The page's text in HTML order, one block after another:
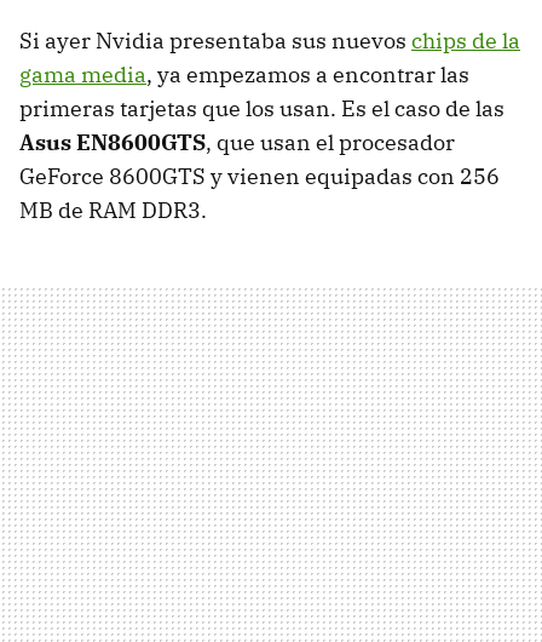
Si ayer Nvidia presentaba sus nuevos chips de la
gama media, ya empezamos a encontrar las
primeras tarjetas que los usan. Es el caso de las
Asus EN8600GTS, que usan el procesador
GeForce 8600GTS y vienen equipadas con 256
MB de RAM DDR3.